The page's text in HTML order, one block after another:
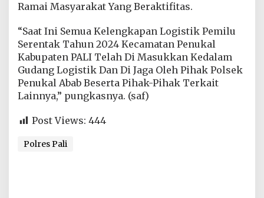
Ramai Masyarakat Yang Beraktifitas.
“Saat Ini Semua Kelengkapan Logistik Pemilu
Serentak Tahun 2024 Kecamatan Penukal
Kabupaten PALI Telah Di Masukkan Kedalam
Gudang Logistik Dan Di Jaga Oleh Pihak Polsek
Penukal Abab Beserta Pihak-Pihak Terkait
Lainnya,” pungkasnya. (saf)
Post Views: 444
Polres Pali